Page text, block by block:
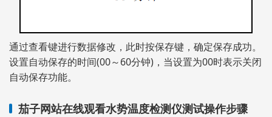
通过查看键进行数据修改，此时按保存键，确定保存成功。
设置自动保存的时间(00～60分钟)，当设置为00时表示关闭
自动保存功能。
茄子网站在线观看水势温度检测仪测试操作步骤